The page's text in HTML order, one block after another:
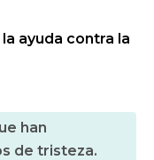
la ayuda contra la
han
de tristeza.